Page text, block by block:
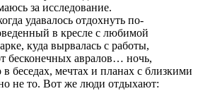
за исследование.
удавалось отдохнуть по-
в кресле с любимой
куда вырвалась с работы,
бесконечных авралов… ночь,
беседах, мечтах и планах с близкими
не то. Вот же люди отдыхают: